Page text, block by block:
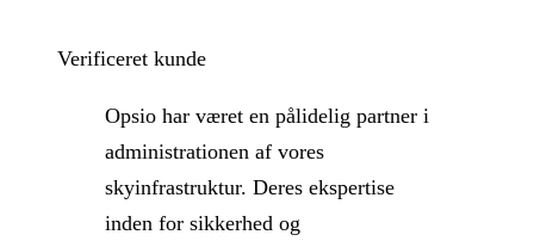
Verificeret kunde
Opsio har været en pålidelig partner i
administrationen af vores
skyinfrastruktur. Deres ekspertise
inden for sikkerhed og